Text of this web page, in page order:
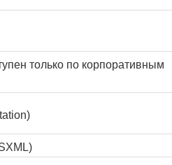
только по корпоративным